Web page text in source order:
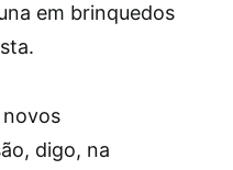
em brinquedos
digo, na